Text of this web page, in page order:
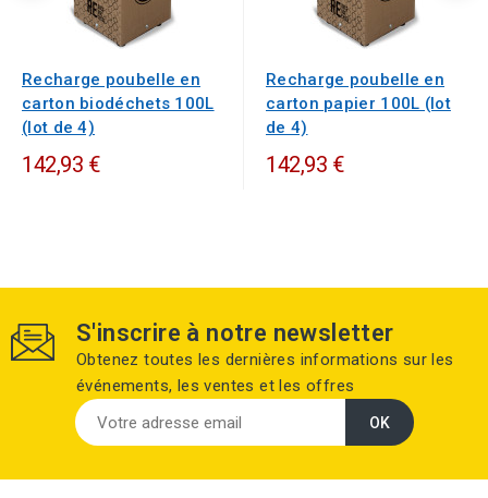
Recharge poubelle en
carton biodéchets 100L
(lot de 4)
142,93 €
Recharge poubelle en
carton papier 100L (lot
de 4)
142,93 €
S'inscrire à notre newsletter
Obtenez toutes les dernières informations sur les
événements, les ventes et les offres